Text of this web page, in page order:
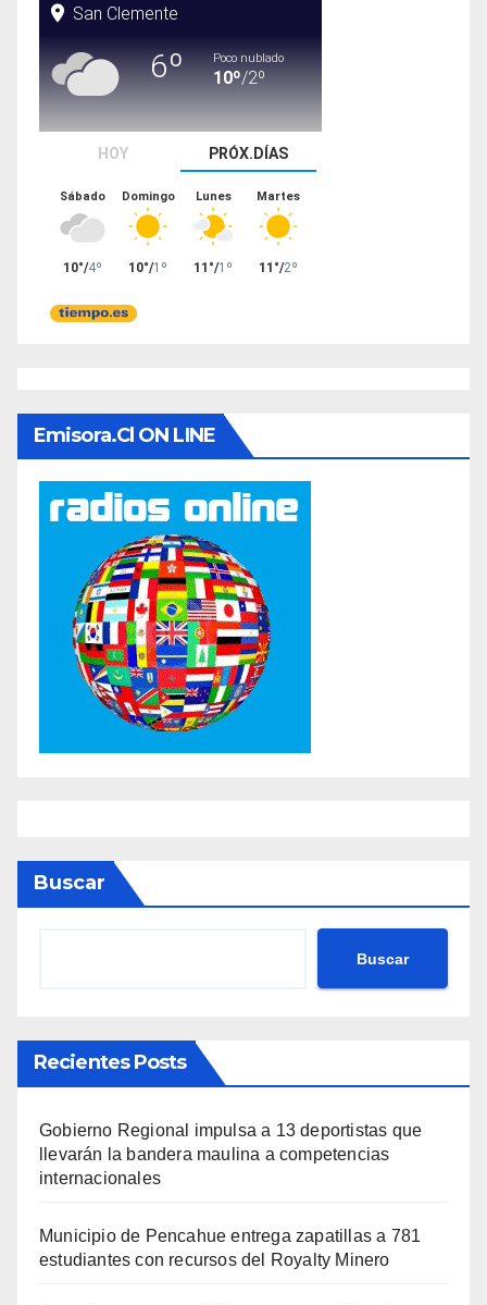
Emisora.cl ON LINE
Buscar
Buscar
Recientes Posts
Gobierno Regional impulsa a 13 deportistas que
llevarán la bandera maulina a competencias
internacionales
Municipio de Pencahue entrega zapatillas a 781
estudiantes con recursos del Royalty Minero